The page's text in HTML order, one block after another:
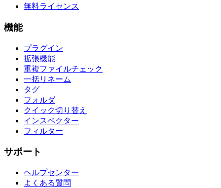
無料ライセンス
機能
プラグイン
拡張機能
重複ファイルチェック
一括リネーム
タグ
フォルダ
クイック切り替え
インスペクター
フィルター
サポート
ヘルプセンター
よくある質問